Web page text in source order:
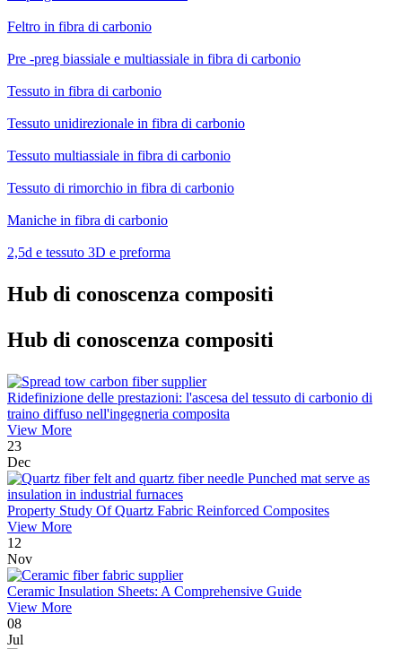
Feltro in fibra di carbonio
Pre -preg biassiale e multiassiale in fibra di carbonio
Tessuto in fibra di carbonio
Tessuto unidirezionale in fibra di carbonio
Tessuto multiassiale in fibra di carbonio
Tessuto di rimorchio in fibra di carbonio
Maniche in fibra di carbonio
2,5d e tessuto 3D e preforma
Hub di conoscenza compositi
Hub di conoscenza compositi
Ridefinizione delle prestazioni: l'ascesa del tessuto di carbonio di
traino diffuso nell'ingegneria composita
View More
23
Dec
Property Study Of Quartz Fabric Reinforced Composites
View More
12
Nov
Ceramic Insulation Sheets: A Comprehensive Guide
View More
08
Jul